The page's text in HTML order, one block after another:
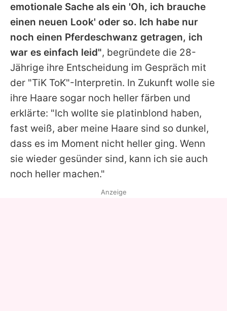
emotionale Sache als ein 'Oh, ich brauche
einen neuen Look' oder so. Ich habe nur
noch einen Pferdeschwanz getragen, ich
war es einfach leid", begründete die 28-
Jährige ihre Entscheidung im Gespräch mit
der "TiK ToK"-Interpretin. In Zukunft wolle sie
ihre Haare sogar noch heller färben und
erklärte: "Ich wollte sie platinblond haben,
fast weiß, aber meine Haare sind so dunkel,
dass es im Moment nicht heller ging. Wenn
sie wieder gesünder sind, kann ich sie auch
noch heller machen."
Anzeige